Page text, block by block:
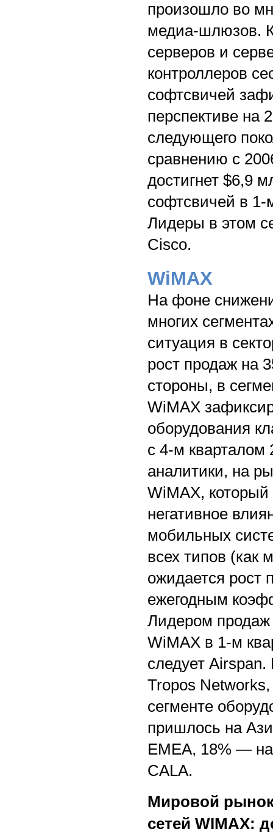
произошло во
медиа-шлюзов.
серверов и
контроллеров
софтсвичей
перспективе на
следующего
сравнению с
достигнет $6,9
софтсвичей в 1-
Лидеры в этом
Cisco.
WiMAX
На фоне
многих
ситуация в
рост продаж на
стороны, в
WiMAX
оборудования
с 4-м кварталом
аналитики, на
WiMAX,
негативное
мобильных
всех типов (как
ожидается рост
ежегодным
Лидером продаж
WiMAX в 1-м
следует
Tropos
сегменте
пришлось на
EMEA, 18% —
CALA.
Мировой
сетей WIMAX: